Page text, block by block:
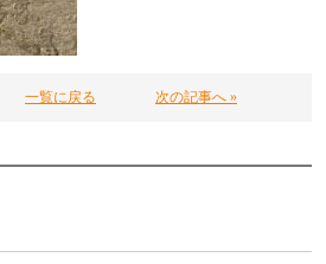
一覧に戻る 次の記事へ »